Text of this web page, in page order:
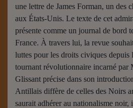
une lettre de James Forman, un des
aux États-Unis. Le texte de cet
présente comme un journal de bord
France. À travers lui, la revue
luttes pour les droits civiques depuis
tournant révolutionnaire incarné par
Glissant précise dans son
Antillais diffère de celles des Noirs
saurait adhérer au nationalisme